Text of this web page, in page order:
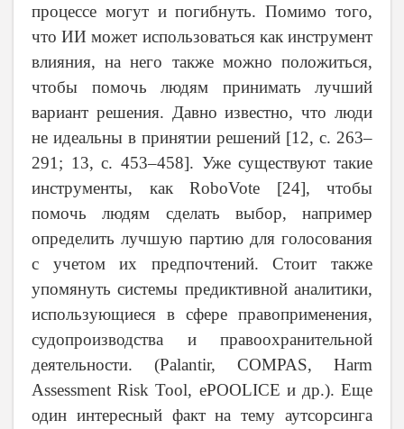
процессе могут и погибнуть. Помимо того,
что ИИ может использоваться как инструмент
влияния, на него также можно положиться,
чтобы помочь людям принимать лучший
вариант решения. Давно известно, что люди
не идеальны в принятии решений [12, c. 263–
291; 13,c. 453–458]. Уже существуют такие
инструменты, как RoboVote [24], чтобы
помочь людям сделать выбор, например
определить лучшую партию для голосования
с учетом их предпочтений. Стоит также
упомянуть системы предиктивной аналитики,
использующиеся в сфере правоприменения,
судопроизводства и правоохранительной
деятельности. (Palantir, COMPAS, Harm
Assessment Risk Tool, ePOOLICE и др.). Еще
один интересный факт на тему аутсорсинга